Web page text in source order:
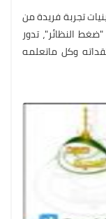
تجربة فريدة من
النظائر"، تدور
وكل ماتعلمه